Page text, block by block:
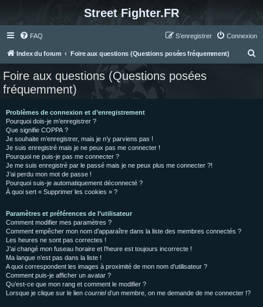
Street Fighter.FR
FAQ Connexion
S’enregistrer
Index du forum Foire aux questions (Questions posées fréquemment)
Foire aux questions (Questions posées
fréquemment)
Problèmes de connexion et d’enregistrement
Pourquoi dois-je m’enregistrer ?
Que signifie COPPA ?
Je souhaite m’enregistrer, mais je n’y parviens pas !
Je suis enregistré mais je ne peux pas me connecter !
Pourquoi ne puis-je pas me connecter ?
Je me suis enregistré par le passé mais je ne peux plus me connecter ?!
J’ai perdu mon mot de passe !
Pourquoi suis-je automatiquement déconnecté ?
À quoi sert « Supprimer les cookies » ?
Paramètres et préférences de l’utilisateur
Comment modifier mes paramètres ?
Comment empêcher mon nom d’apparaître dans la liste des membres connectés ?
Les heures ne sont pas correctes !
J’ai changé mon fuseau horaire et l’heure est toujours incorrecte !
Ma langue n’est pas dans la liste !
A quoi correspondent les images à proximité de mon nom d’utilisateur ?
Comment puis-je afficher un avatar ?
Qu’est-ce que mon rang et comment le modifier ?
Lorsque je clique sur le lien courrield’un membre, on me demande de me connecter !?